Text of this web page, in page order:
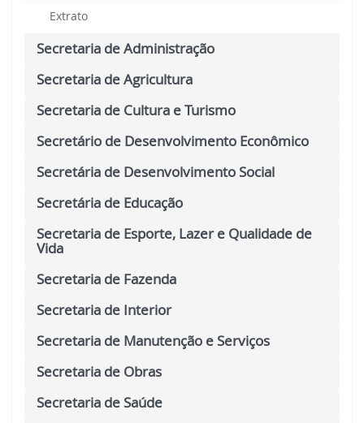
Extrato
Secretaria de Administração
Secretaria de Agricultura
Secretaria de Cultura e Turismo
Secretário de Desenvolvimento Econômico
Secretária de Desenvolvimento Social
Secretária de Educação
Secretaria de Esporte, Lazer e Qualidade de
Vida
Secretaria de Fazenda
Secretaria de Interior
Secretaria de Manutenção e Serviços
Secretaria de Obras
Secretaria de Saúde